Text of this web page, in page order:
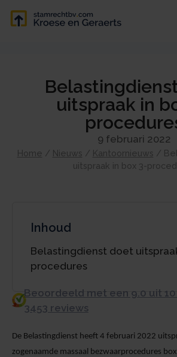
uitspraak in
9 februari 2022
Home / Nieuws / Kantoornieuws /
uitspraak in box 3-
Inhoud
Belastingdienst doet
procedures
Beoordeeld met een 9.0 uit 10
3453 reviews
De Belastingdienst heeft 4 februari 2022
zogenaamde massaal bezwaarprocedures